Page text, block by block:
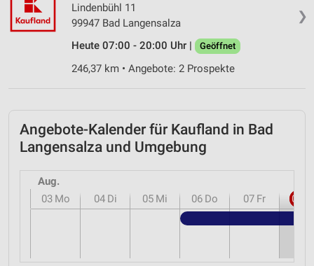
❯
Lindenbühl 11
99947 Bad Langensalza
Heute 07:00 - 20:00 Uhr |
Geöffnet
246,37 km • Angebote: 2 Prospekte
Angebote-Kalender für Kaufland in Bad
Langensalza und Umgebung
Aug.
03 Mo 04 Di 05 Mi 06 Do 07 Fr 08